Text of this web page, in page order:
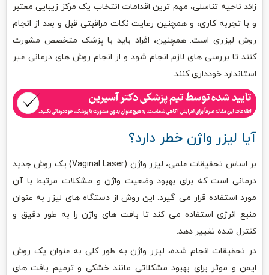
زائد ناحیه تناسلی، مهم ترین اقدامات انتخاب یک مرکز زیبایی معتبر
و با تجربه کاری، و همچنین رعایت نکات مراقبتی قبل و بعد از انجام
روش لیزری است. همچنین، افراد باید با پزشک متخصص مشورت
کنند تا بررسی های لازم انجام شود و از انجام روش های درمانی غیر
استاندارد خودداری کنند.
آیا لیزر واژن خطر دارد؟
بر اساس تحقیقات علمی، لیزر واژن (Vaginal Laser) یک روش جدید
درمانی است که برای بهبود وضعیت واژن و مشکلات مرتبط با آن
مورد استفاده قرار می گیرد. این روش از دستگاه های لیزر به عنوان
منبع انرژی استفاده می کند تا بافت های واژن را به طور دقیق و
کنترل شده تغییر دهد.
در تحقیقات انجام شده، لیزر واژن به طور کلی به عنوان یک روش
ایمن و موثر برای بهبود مشکلاتی مانند خشکی و ترمیم بافت های